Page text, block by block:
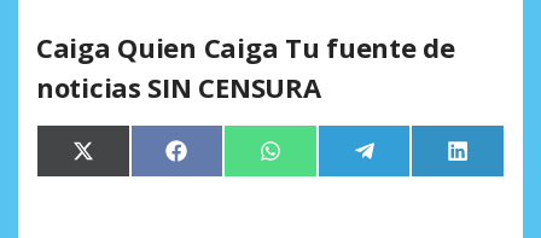
Caiga Quien Caiga Tu fuente de
noticias SIN CENSURA
Compartir
en
X
(Twitter)
Compartir
en
Facebook Compartir
en
WhatsApp Compartir
en
Telegram
en
LinkedIn